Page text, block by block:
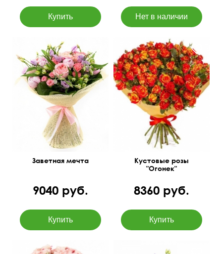
Заветная мечта
9040 руб.
50 см 40 см
Кустовые розы
"Огонек"
8360 руб.